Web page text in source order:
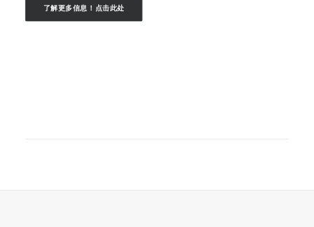
了解更多信息！点击此处